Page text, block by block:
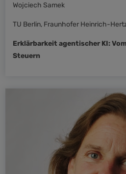
Wojciech Samek
TU Berlin, Fraunhofer Heinrich-
Erklärbarkeit agentischer KI:
Steuern